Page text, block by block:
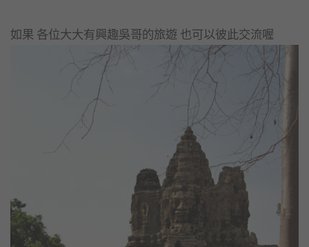
如果 各位大大有興趣吳哥的旅遊 也可以彼此交流喔